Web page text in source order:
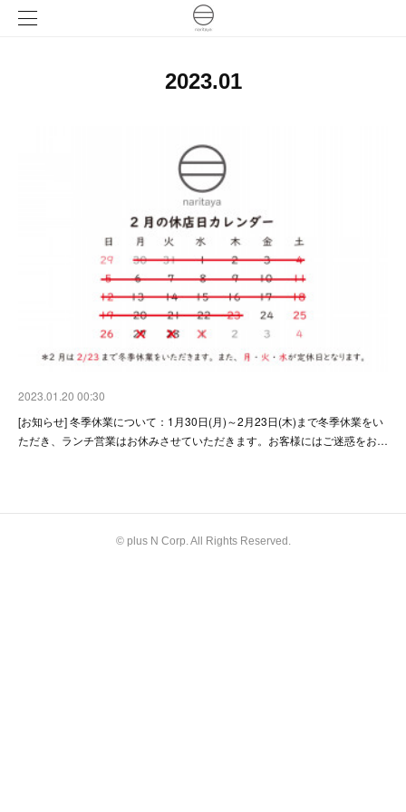
2023.01
2023.01.20 00:30
[お知らせ] 冬季休業について：1月30日(月)～2月23日(木)まで冬季休業をい
ただき、ランチ営業はお休みさせていただきます。お客様にはご迷惑をお…
© plus N Corp. All Rights Reserved.